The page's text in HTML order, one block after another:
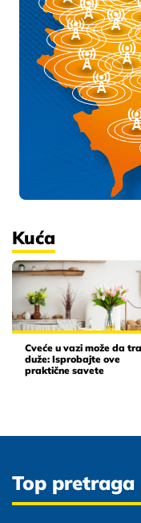
Kuća
Cveće u vazi može da
duže: Isprobajte ove
praktične savete
Top